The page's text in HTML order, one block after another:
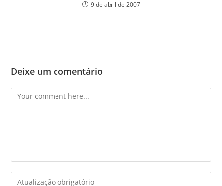
9 de abril de 2007
Deixe um comentário